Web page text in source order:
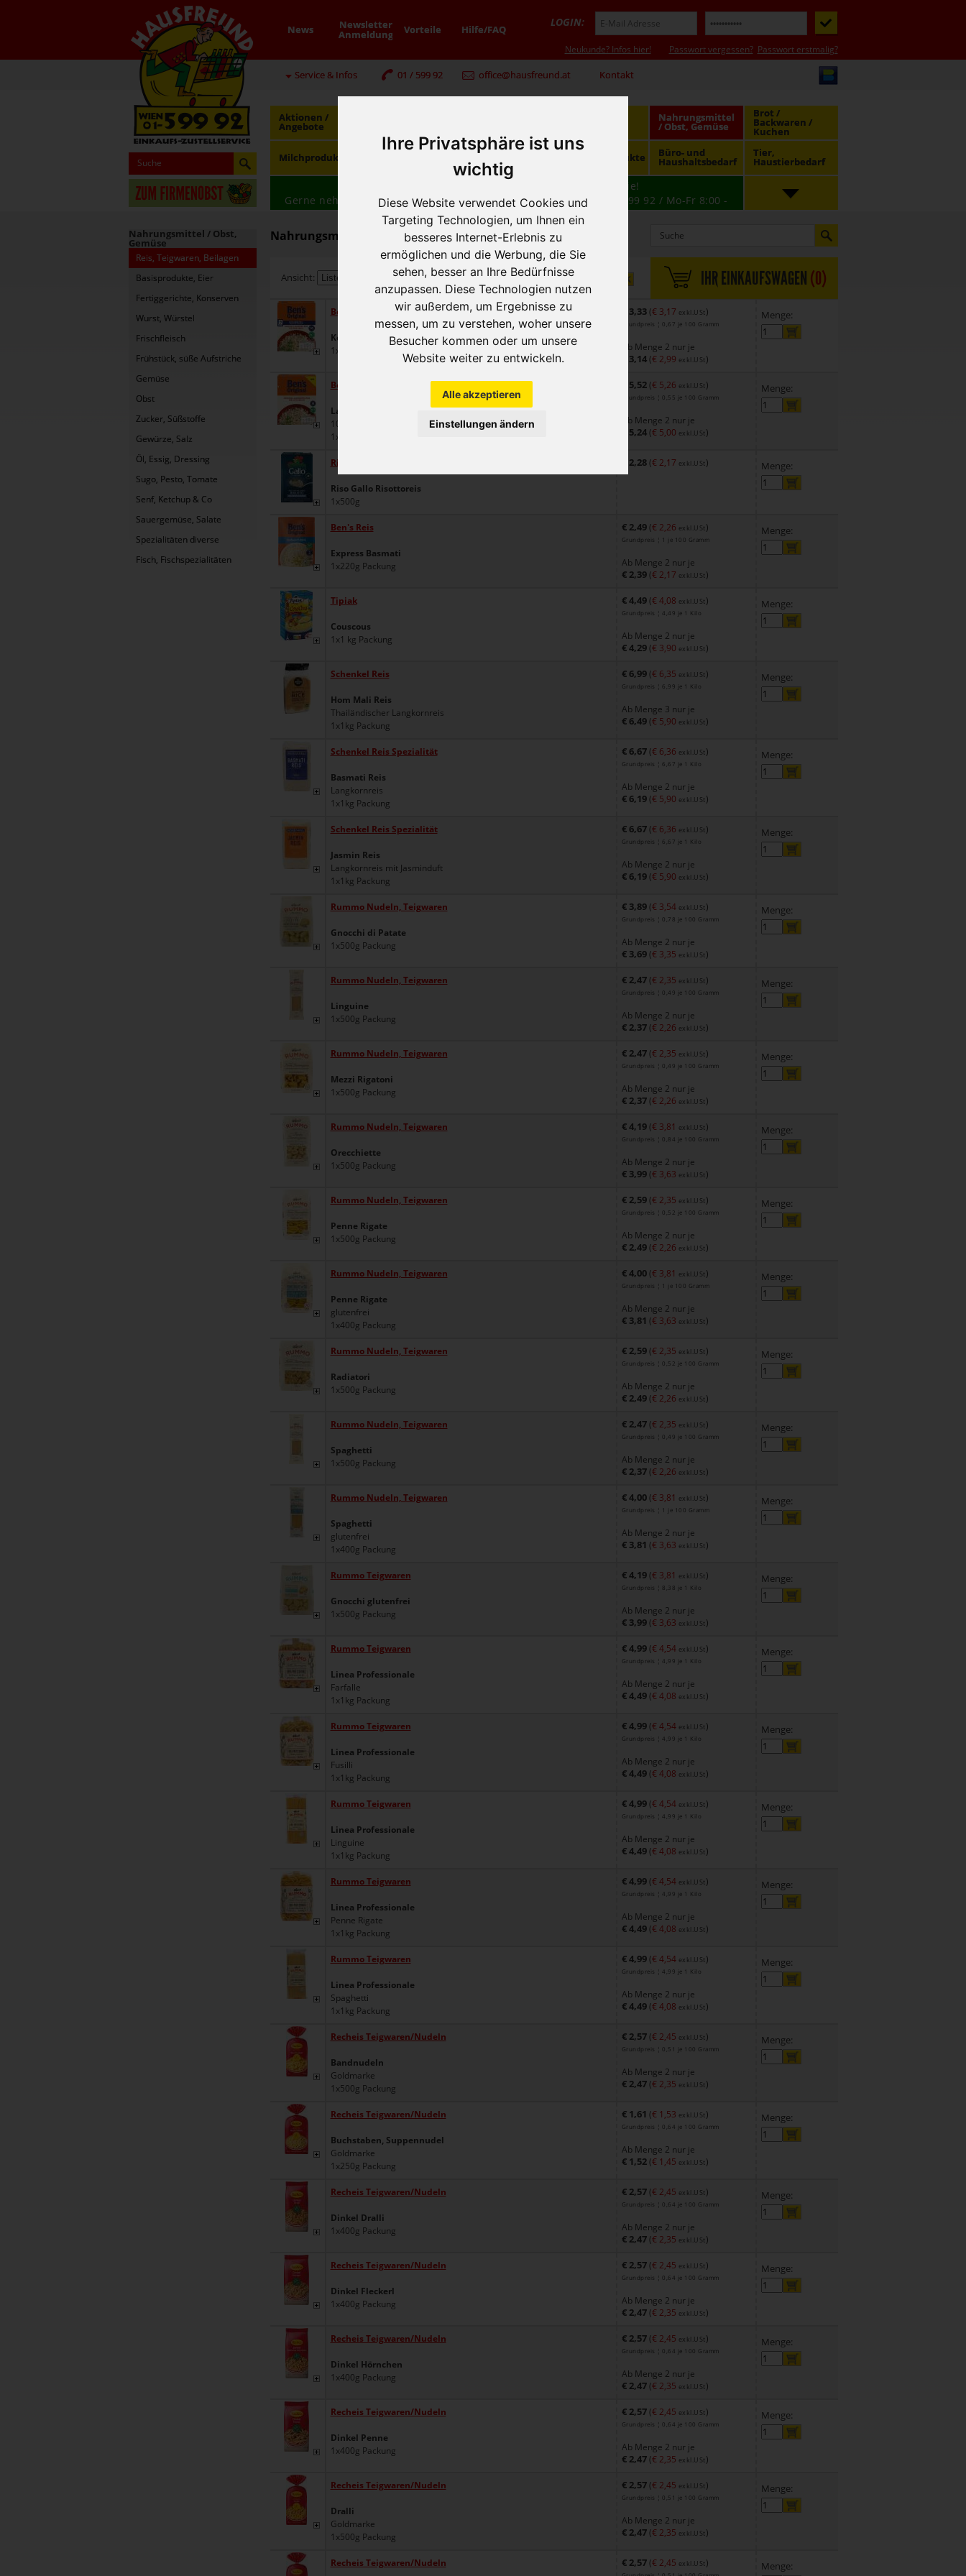
Ihre Privatsphäre ist uns
wichtig
Diese Website verwendet Cookies und
Targeting Technologien, um Ihnen ein
besseres Internet-Erlebnis zu
ermöglichen und die Werbung, die Sie
sehen, besser an Ihre Bedürfnisse
anzupassen. Diese Technologien nutzen
wir außerdem, um Ergebnisse zu
messen, um zu verstehen, woher unsere
Besucher kommen oder um unsere
Website weiter zu entwickeln.
Alle akzeptieren
Einstellungen ändern
News Newsletter
Anmeldung Vorteile Hilfe/FAQ
LOGIN:
Neukunde? Infos hier! Passwort vergessen? Passwort erstmalig?
Service & Infos 01 / 599 92 office@hausfreund.at Kontakt
Aktionen /
Angebote
Nahrungsmittel
/ Obst, Gemüse
Brot /
Backwaren /
Kuchen
Milchprodukte
Süsswaren /
Knabbereien Hygieneprodukte Büro- und
Haushaltsbedarf
Tier,
Haustierbedarf
Wir haben freie und zeitnahe Liefertermine für Sie!
Gerne nehmen wir Ihre BESTELLUNGauchTELEFONISCHauf: 01 599 92 / Mo-Fr 8:00 -
16:30
Nahrungsmittel / Obst,
Gemüse
Reis, Teigwaren, Beilagen
Basisprodukte, Eier
Fertiggerichte, Konserven
Wurst, Würstel
Frischfleisch
Frühstück, süße Aufstriche
Gemüse
Obst
Zucker, Süßstoffe
Gewürze, Salz
Öl, Essig, Dressing
Sugo, Pesto, Tomate
Senf, Ketchup & Co
Sauergemüse, Salate
Spezialitäten diverse
Fisch, Fischspezialitäten
Nahrungsmittel / Obst, Gemüse - Reis, Teigwaren, Beilagen
Ansicht: Anzahl: Sortierung: IHR EINKAUFSWAGEN(0)
Ben's Reis
Kochbeutel Reis 10 Minuten
1x500g Packung
€ 3,33(€ 3,17 exkl.USt)
Grundpreis ¦ 0,67 je 100 Gramm
Ab Menge 2 nur je
€ 3,14(€ 2,99 exkl.USt)
Menge:
Ben's Reis
Langkornreis
10 Minuten
1x1kg Packung
€ 5,52(€ 5,26 exkl.USt)
Grundpreis ¦ 0,55 je 100 Gramm
Ab Menge 2 nur je
€ 5,24(€ 5,00 exkl.USt)
Menge:
Riso Gallo Risottoreis
Riso Gallo Risottoreis
1x500g
€ 2,28(€ 2,17 exkl.USt) Menge:
Ben's Reis
Express Basmati
1x220g Packung
€ 2,49(€ 2,26 exkl.USt)
Grundpreis ¦ 1 je 100 Gramm
Ab Menge 2 nur je
€ 2,39(€ 2,17 exkl.USt)
Menge:
Tipiak
Couscous
1x1 kg Packung
€ 4,49(€ 4,08 exkl.USt)
Grundpreis ¦ 4,49 je 1 Kilo
Ab Menge 2 nur je
€ 4,29(€ 3,90 exkl.USt)
Menge:
Schenkel Reis
Hom Mali Reis
Thailändischer Langkornreis
1x1kg Packung
€ 6,99(€ 6,35 exkl.USt)
Grundpreis ¦ 6,99 je 1 Kilo
Ab Menge 3 nur je
€ 6,49(€ 5,90 exkl.USt)
Menge:
Schenkel Reis Spezialität
Basmati Reis
Langkornreis
1x1kg Packung
€ 6,67(€ 6,36 exkl.USt)
Grundpreis ¦ 6,67 je 1 Kilo
Ab Menge 2 nur je
€ 6,19(€ 5,90 exkl.USt)
Menge:
Schenkel Reis Spezialität
Jasmin Reis
Langkornreis mit Jasminduft
1x1kg Packung
€ 6,67(€ 6,36 exkl.USt)
Grundpreis ¦ 6,67 je 1 Kilo
Ab Menge 2 nur je
€ 6,19(€ 5,90 exkl.USt)
Menge:
Rummo Nudeln, Teigwaren
Gnocchi di Patate
1x500g Packung
€ 3,89(€ 3,54 exkl.USt)
Grundpreis ¦ 0,78 je 100 Gramm
Ab Menge 2 nur je
€ 3,69(€ 3,35 exkl.USt)
Menge:
Rummo Nudeln, Teigwaren
Linguine
1x500g Packung
€ 2,47(€ 2,35 exkl.USt)
Grundpreis ¦ 0,49 je 100 Gramm
Ab Menge 2 nur je
€ 2,37(€ 2,26 exkl.USt)
Menge:
Rummo Nudeln, Teigwaren
Mezzi Rigatoni
1x500g Packung
€ 2,47(€ 2,35 exkl.USt)
Grundpreis ¦ 0,49 je 100 Gramm
Ab Menge 2 nur je
€ 2,37(€ 2,26 exkl.USt)
Menge:
Rummo Nudeln, Teigwaren
Orecchiette
1x500g Packung
€ 4,19(€ 3,81 exkl.USt)
Grundpreis ¦ 0,84 je 100 Gramm
Ab Menge 2 nur je
€ 3,99(€ 3,63 exkl.USt)
Menge:
Rummo Nudeln, Teigwaren
Penne Rigate
1x500g Packung
€ 2,59(€ 2,35 exkl.USt)
Grundpreis ¦ 0,52 je 100 Gramm
Ab Menge 2 nur je
€ 2,49(€ 2,26 exkl.USt)
Menge:
Rummo Nudeln, Teigwaren
Penne Rigate
glutenfrei
1x400g Packung
€ 4,00(€ 3,81 exkl.USt)
Grundpreis ¦ 1 je 100 Gramm
Ab Menge 2 nur je
€ 3,81 (€ 3,63 exkl.USt)
Menge:
Rummo Nudeln, Teigwaren
Radiatori
1x500g Packung
€ 2,59(€ 2,35 exkl.USt)
Grundpreis ¦ 0,52 je 100 Gramm
Ab Menge 2 nur je
€ 2,49(€ 2,26 exkl.USt)
Menge:
Rummo Nudeln, Teigwaren
Spaghetti
1x500g Packung
€ 2,47(€ 2,35 exkl.USt)
Grundpreis ¦ 0,49 je 100 Gramm
Ab Menge 2 nur je
€ 2,37(€ 2,26 exkl.USt)
Menge:
Rummo Nudeln, Teigwaren
Spaghetti
glutenfrei
1x400g Packung
€ 4,00(€ 3,81 exkl.USt)
Grundpreis ¦ 1 je 100 Gramm
Ab Menge 2 nur je
€ 3,81 (€ 3,63 exkl.USt)
Menge:
Rummo Teigwaren
Gnocchi glutenfrei
1x500g Packung
€ 4,19(€ 3,81 exkl.USt)
Grundpreis ¦ 8,38 je 1 Kilo
Ab Menge 2 nur je
€ 3,99(€ 3,63 exkl.USt)
Menge:
Rummo Teigwaren
Linea Professionale
Farfalle
1x1kg Packung
€ 4,99(€ 4,54 exkl.USt)
Grundpreis ¦ 4,99 je 1 Kilo
Ab Menge 2 nur je
€ 4,49(€ 4,08 exkl.USt)
Menge:
Rummo Teigwaren
Linea Professionale
Fusilli
1x1kg Packung
€ 4,99(€ 4,54 exkl.USt)
Grundpreis ¦ 4,99 je 1 Kilo
Ab Menge 2 nur je
€ 4,49(€ 4,08 exkl.USt)
Menge:
Rummo Teigwaren
Linea Professionale
Linguine
1x1kg Packung
€ 4,99(€ 4,54 exkl.USt)
Grundpreis ¦ 4,99 je 1 Kilo
Ab Menge 2 nur je
€ 4,49(€ 4,08 exkl.USt)
Menge:
Rummo Teigwaren
Linea Professionale
Penne Rigate
1x1kg Packung
€ 4,99(€ 4,54 exkl.USt)
Grundpreis ¦ 4,99 je 1 Kilo
Ab Menge 2 nur je
€ 4,49(€ 4,08 exkl.USt)
Menge:
Rummo Teigwaren
Linea Professionale
Spaghetti
1x1kg Packung
€ 4,99(€ 4,54 exkl.USt)
Grundpreis ¦ 4,99 je 1 Kilo
Ab Menge 2 nur je
€ 4,49(€ 4,08 exkl.USt)
Menge:
Recheis Teigwaren/Nudeln
Bandnudeln
Goldmarke
1x500g Packung
€ 2,57(€ 2,45 exkl.USt)
Grundpreis ¦ 0,51 je 100 Gramm
Ab Menge 2 nur je
€ 2,47(€ 2,35 exkl.USt)
Menge:
Recheis Teigwaren/Nudeln
Buchstaben, Suppennudel
Goldmarke
1x250g Packung
€ 1,61 (€ 1,53 exkl.USt)
Grundpreis ¦ 0,64 je 100 Gramm
Ab Menge 2 nur je
€ 1,52(€ 1,45 exkl.USt)
Menge:
Recheis Teigwaren/Nudeln
Dinkel Dralli
1x400g Packung
€ 2,57(€ 2,45 exkl.USt)
Grundpreis ¦ 0,64 je 100 Gramm
Ab Menge 2 nur je
€ 2,47(€ 2,35 exkl.USt)
Menge:
Recheis Teigwaren/Nudeln
Dinkel Fleckerl
1x400g Packung
€ 2,57(€ 2,45 exkl.USt)
Grundpreis ¦ 0,64 je 100 Gramm
Ab Menge 2 nur je
€ 2,47(€ 2,35 exkl.USt)
Menge:
Recheis Teigwaren/Nudeln
Dinkel Hörnchen
1x400g Packung
€ 2,57(€ 2,45 exkl.USt)
Grundpreis ¦ 0,64 je 100 Gramm
Ab Menge 2 nur je
€ 2,47(€ 2,35 exkl.USt)
Menge:
Recheis Teigwaren/Nudeln
Dinkel Penne
1x400g Packung
€ 2,57(€ 2,45 exkl.USt)
Grundpreis ¦ 0,64 je 100 Gramm
Ab Menge 2 nur je
€ 2,47(€ 2,35 exkl.USt)
Menge:
Recheis Teigwaren/Nudeln
Dralli
Goldmarke
1x500g Packung
€ 2,57(€ 2,45 exkl.USt)
Grundpreis ¦ 0,51 je 100 Gramm
Ab Menge 2 nur je
€ 2,47(€ 2,35 exkl.USt)
Menge:
Recheis Teigwaren/Nudeln € 2,57(€ 2,45 exkl.USt) Menge: